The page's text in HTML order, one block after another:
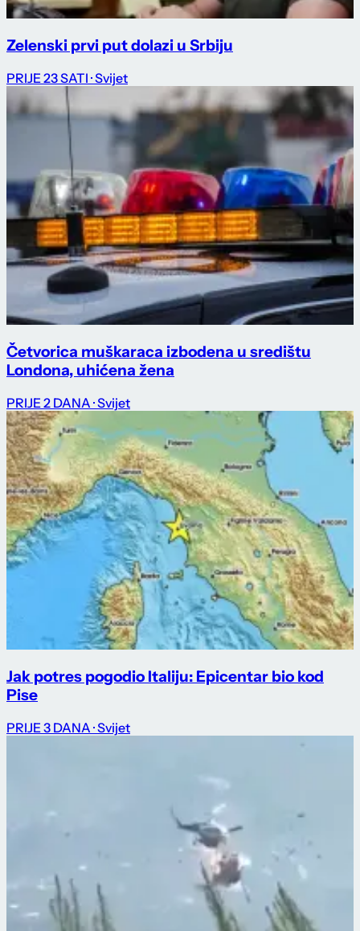
Zelenski prvi put dolazi u Srbiju
PRIJE 23 SATI · Svijet
Četvorica muškaraca izbodena u središtu
Londona, uhićena žena
PRIJE 2 DANA · Svijet
Jak potres pogodio Italiju: Epicentar bio kod
Pise
PRIJE 3 DANA · Svijet